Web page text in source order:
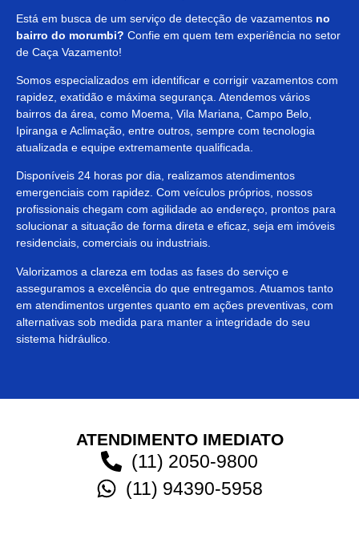
Está em busca de um serviço de detecção de vazamentos no
bairro do morumbi? Confie em quem tem experiência no setor
de Caça Vazamento!
Somos especializados em identificar e corrigir vazamentos com
rapidez, exatidão e máxima segurança. Atendemos vários
bairros da área, como Moema, Vila Mariana, Campo Belo,
Ipiranga e Aclimação, entre outros, sempre com tecnologia
atualizada e equipe extremamente qualificada.
Disponíveis 24 horas por dia, realizamos atendimentos
emergenciais com rapidez. Com veículos próprios, nossos
profissionais chegam com agilidade ao endereço, prontos para
solucionar a situação de forma direta e eficaz, seja em imóveis
residenciais, comerciais ou industriais.
Valorizamos a clareza em todas as fases do serviço e
asseguramos a excelência do que entregamos. Atuamos tanto
em atendimentos urgentes quanto em ações preventivas, com
alternativas sob medida para manter a integridade do seu
sistema hidráulico.
ATENDIMENTO IMEDIATO
(11) 2050-9800
(11) 94390-5958